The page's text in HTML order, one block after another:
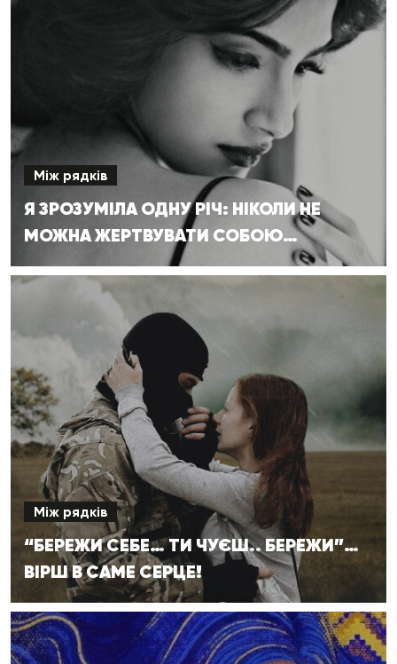
Між рядків
Я ЗРОЗУМІЛА ОДНУ РІЧ: НІКОЛИ НЕ
МОЖНА ЖЕРТВУВАТИ СОБОЮ…
Між рядків
“БЕРЕЖИ СЕБЕ… ТИ ЧУЄШ.. БЕРЕЖИ”…
ВІРШ В САМЕ СЕРЦЕ!